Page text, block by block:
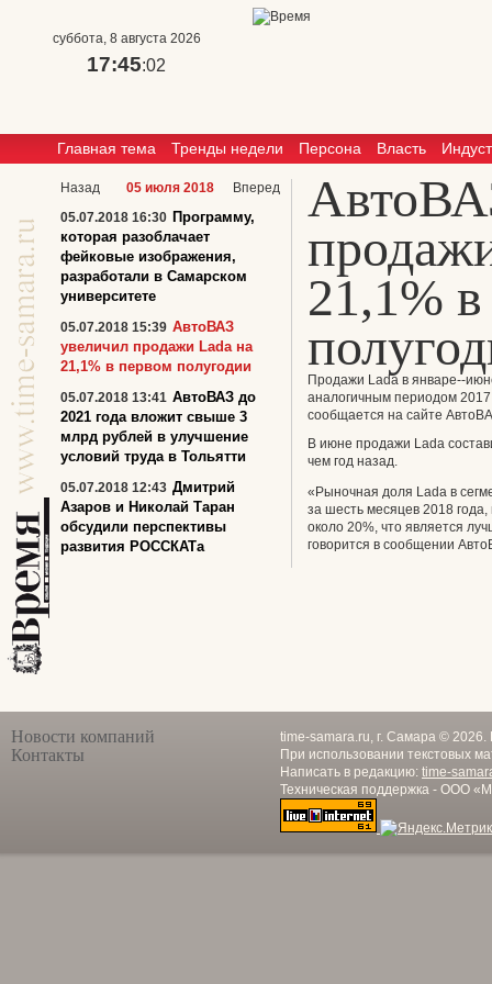
суббота, 8 августа 2026
17:45:02
Главная тема Тренды недели Персона Власть
21,1%
Продажи Lada в январе--
аналогичным периодом
сообщается на сайте
В июне продажи Lada
чем год назад.
«Рыночная доля Lada в
за шесть месяцев 2018
около 20%, что является
говорится в сообщении
Назад 05 июля 2018
Вперед
05.07.2018 16:30 Программу,
которая разоблачает
фейковые изображения,
разработали в Самарском
университете
05.07.2018 15:39 АвтоВАЗ
увеличил продажи Lada на
21,1% в первом полугодии
05.07.2018 13:41 АвтоВАЗ до
2021 года вложит свыше 3
млрд рублей в улучшение
условий труда в Тольятти
05.07.2018 12:43 Дмитрий
Азаров и Николай Таран
обсудили перспективы
развития РОССКАТа
Новости компаний
Контакты
time-samara.ru, г. Самара ©
При использовании текстовых
Написать в редакцию: time-
Техническая поддержка - ООО